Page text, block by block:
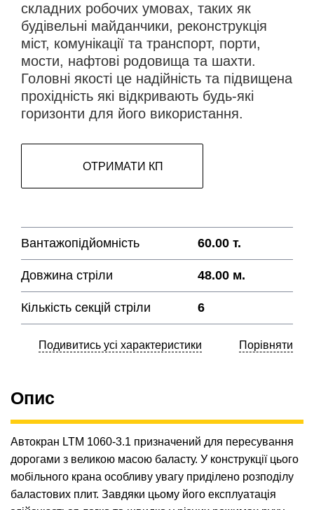
складних робочих умовах, таких як
будівельні майданчики, реконструкція
міст, комунікації та транспорт, порти,
мости, нафтові родовища та шахти.
Головні якості це надійність та підвищена
прохідність які відкривають будь-які
горизонти для його використання.
ОТРИМАТИ КП
Вантажопідйомність 60.00 т.
Довжина стріли 48.00 м.
Кількість секцій стріли 6
Подивитись усі характеристики Порівняти
Опис
Автокран LTM 1060-3.1 призначений для пересування
дорогами з великою масою баласту. У конструкції цього
мобільного крана особливу увагу приділено розподілу
баластових плит. Завдяки цьому його експлуатація